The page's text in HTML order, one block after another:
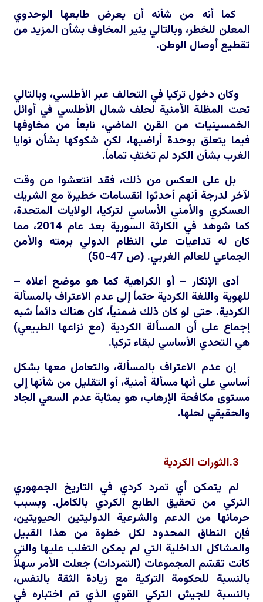
كما أنه من شأنه أن يعرض طابعها الوحدوي
المعلن للخطر، وبالتالي يثير المخاوف بشأن المزيد من
تقطيع أوصال الوطن.
وكان دخول تركيا في التحالف عبر الأطلسي، وبالتالي
تحت المظلة الأمنية لحلف شمال الأطلسي في أوائل
الخمسينيات من القرن الماضي، نابعاً من مخاوفها
فيما يتعلق بوحدة أراضيها، لكن شكوكها بشأن نوايا
الغرب بشأن الكرد لم تختفِ تماماً.
بل على العكس من ذلك، فقد انتعشوا من وقت
لآخر لدرجة أنهم أحدثوا انقسامات خطيرة مع الشريك
العسكري والأمني الأساسي لتركيا، الولايات المتحدة،
كما شوهد في الكارثة السورية بعد عام 2014، مما
كان له تداعيات على النظام الدولي برمته والأمن
الجماعي للعالم الغربي. (ص 47-50)
أدى الإنكار – أو الكراهية كما هو موضح أعلاه –
للهوية واللغة الكردية حتماً إلى عدم الاعتراف بالمسألة
الكردية. حتى لو كان ذلك ضمنياً، كان هناك دائماً شبه
إجماع على أن المسألة الكردية (مع نزاعها الطبيعي)
هي التحدي الأساسي لبقاء تركيا.
إن عدم الاعتراف بالمسألة، والتعامل معها بشكل
أساسي على أنها مسألة أمنية، أو التقليل من شأنها إلى
مستوى مكافحة الإرهاب، هو بمثابة عدم السعي الجاد
والحقيقي لحلها.
3.الثورات الكردية
لم يتمكن أي تمرد كردي في التاريخ الجمهوري
التركي من تحقيق الطابع الكردي بالكامل. وبسبب
حرمانها من الدعم والشرعية الدوليتين الحيويتين،
فإن النطاق المحدود لكل خطوة من هذا القبيل
والمشاكل الداخلية التي لم يمكن التغلب عليها والتي
كانت تقسّم المجموعات (التمردات) جعلت الأمر سهلاً
بالنسبة للحكومة التركية مع زيادة الثقة بالنفس،
بالنسبة للجيش التركي القوي الذي تم اختباره في